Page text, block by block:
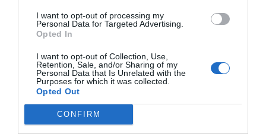
I want to opt-out of processing my
Personal Data for Targeted Advertising.
Opted In
I want to opt-out of Collection, Use,
Retention, Sale, and/or Sharing of my
Personal Data that Is Unrelated with the
Purposes for which it was collected.
Opted Out
CONFIRM
Las obras en la zona de entrada a Segart incluyen la mejora del firme, nueva
señalización y la conexión peatonal con el nuevo aparcamiento habilitado junto a
la variante. /
Nuevo itinerario peatonal hacia la Ruta de